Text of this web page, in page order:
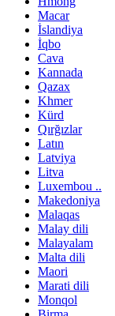
Macar
İslandiya
İqbo
Cava
Kannada
Qazax
Khmer
Kürd
Qırğızlar
Latın
Latviya
Litva
Luxembou ..
Makedoniya
Malaqas
Malay dili
Malayalam
Malta dili
Maori
Marati dili
Monqol